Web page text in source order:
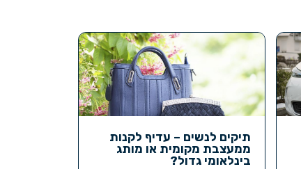
תיקים לנשים – עדיף לקנות
ממעצבת מקומית או מותג
בינלאומי גדול?